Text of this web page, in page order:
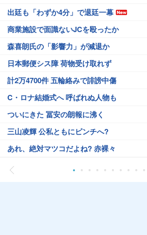
出廷も「わずか4分」で退廷一幕
商業施設で面識ないJCを殴ったか
森喜朗氏の「影響力」が減退か
日本郵便シス障 荷物受け取れず
計2万4700件 五輪絡みで誹謗中傷
C・ロナ結婚式へ 呼ばれぬ人物も
ついにきた 冨安の朗報に沸く
三山凌輝 公私ともにピンチへ?
あれ、絶対マツコだよね? 赤裸々